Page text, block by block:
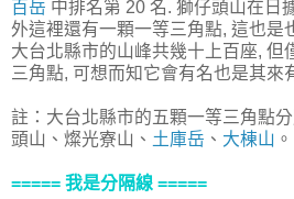
百岳 中排名第 20 名. 獅仔頭山在日
外這裡還有一顆一等三角點, 這也是
大台北縣市的山峰共幾十上百座, 但
三角點, 可想而知它會有名也是其來
註：大台北縣市的五顆一等三角點
頭山、燦光寮山、 土庫岳 、 大棟山 。
===== 我是分隔線 =====